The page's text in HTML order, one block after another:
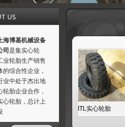
博基机械设备
司 是集实心轮
业轮胎生产销售
的综合性企业，
业中处于杰出地
胎企业合作，
心轮胎，总计上
心轮胎 ITL实心轮胎